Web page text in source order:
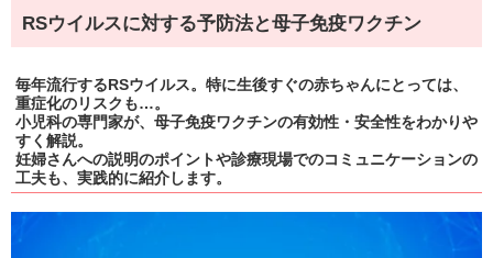
RSウイルスに対する予防法と母子免疫ワクチン
毎年流行するRSウイルス。特に生後すぐの赤ちゃんにとっては、
重症化のリスクも…。
小児科の専門家が、母子免疫ワクチンの有効性・安全性をわかりや
すく解説。
妊婦さんへの説明のポイントや診療現場でのコミュニケーションの
工夫も、実践的に紹介します。